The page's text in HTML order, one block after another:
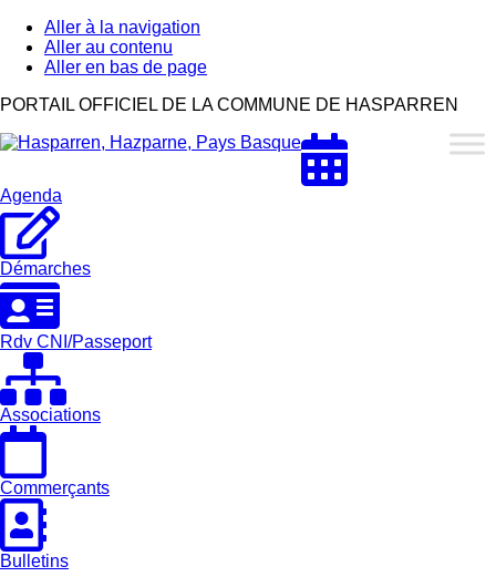
Aller à la navigation
Aller au contenu
Aller en bas de page
Hasparren,
Pays
PORTAIL OFFICIEL DE LA COMMUNE DE HASPARREN
Agenda
Démarches
Rdv CNI/Passeport
Associations
Commerçants
Bulletins